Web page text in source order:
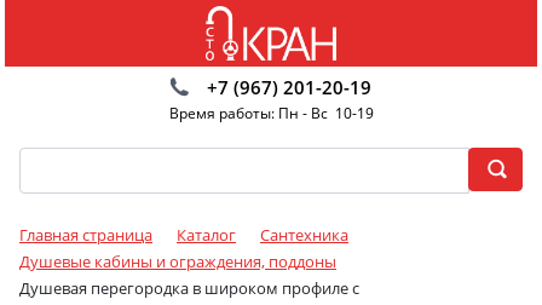
+7 (967) 201-20-19
Время работы: Пн - Вс 10-19
Главная страница Каталог
Сантехника
Душевые кабины и ограждения, поддоны
Душевая перегородка в широком профиле с